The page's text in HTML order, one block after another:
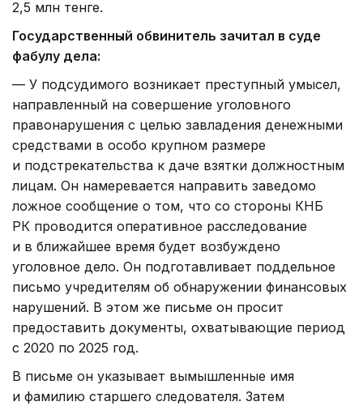
2,5 млн тенге.
Государственный обвинитель зачитал в суде
фабулу дела:
— У подсудимого возникает преступный умысел,
направленный на совершение уголовного
правонарушения с целью завладения денежными
средствами в особо крупном размере
и подстрекательства к даче взятки должностным
лицам. Он намеревается направить заведомо
ложное сообщение о том, что со стороны КНБ
РК проводится оперативное расследование
и в ближайшее время будет возбуждено
уголовное дело. Он подготавливает поддельное
письмо учредителям об обнаружении финансовых
нарушений. В этом же письме он просит
предоставить документы, охватывающие период
с 2020 по 2025 год.
В письме он указывает вымышленные имя
и фамилию старшего следователя. Затем